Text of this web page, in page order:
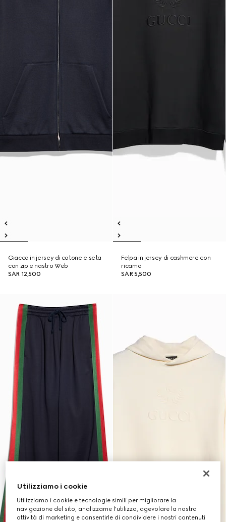
Giacca in jersey di cotone e seta
con zip e nastro Web
SAR 12,500
Felpa in jersey di cashmere con
ricamo
SAR 5,500
Utilizziamo i cookie
Utilizziamo i cookie e tecnologie simili per migliorare la
navigazione del sito, analizzarne l'utilizzo, agevolare la nostra
attività di marketing e consentirle di condividere i nostri contenuti